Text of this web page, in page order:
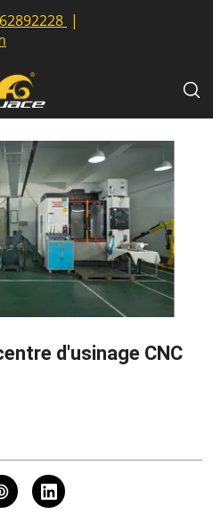
|
d'usinage CNC